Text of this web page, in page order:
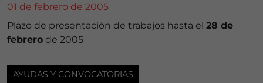
01 de febrero de 2005
Plazo de presentación de trabajos hasta el 28 de
febrero de 2005
AYUDAS Y CONVOCATORIAS